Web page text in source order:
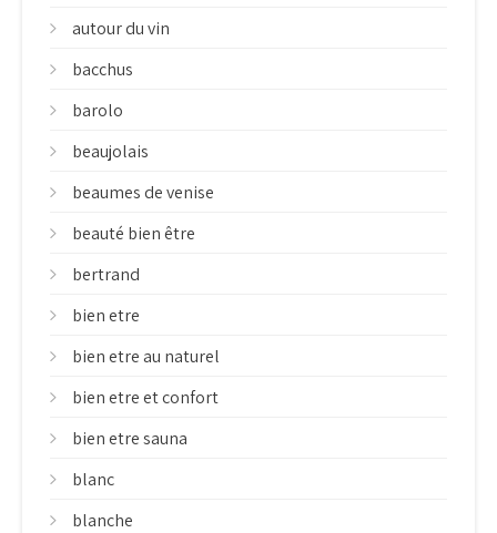
autour du vin
bacchus
barolo
beaujolais
beaumes de venise
beauté bien être
bertrand
bien etre
bien etre au naturel
bien etre et confort
bien etre sauna
blanc
blanche